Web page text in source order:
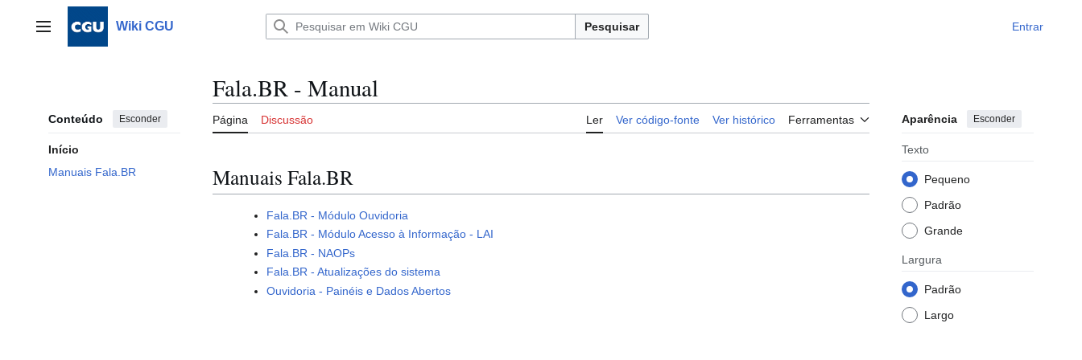
Menu principalWiki CGU Pesquisar Entrar
Conteúdo Esconder
Início
Manuais Fala.BR
Fala.BR - Manual
Página Discussão Ler Ver código-fonte Ver histórico Ferramentas Aparência Esconder
Texto
Pequeno
Padrão
Grande
Largura
Padrão
Largo
Manuais Fala.BR
Fala.BR - Módulo Ouvidoria
Fala.BR - Módulo Acesso à Informação - LAI
Fala.BR - NAOPs
Fala.BR - Atualizações do sistema
Ouvidoria - Painéis e Dados Abertos